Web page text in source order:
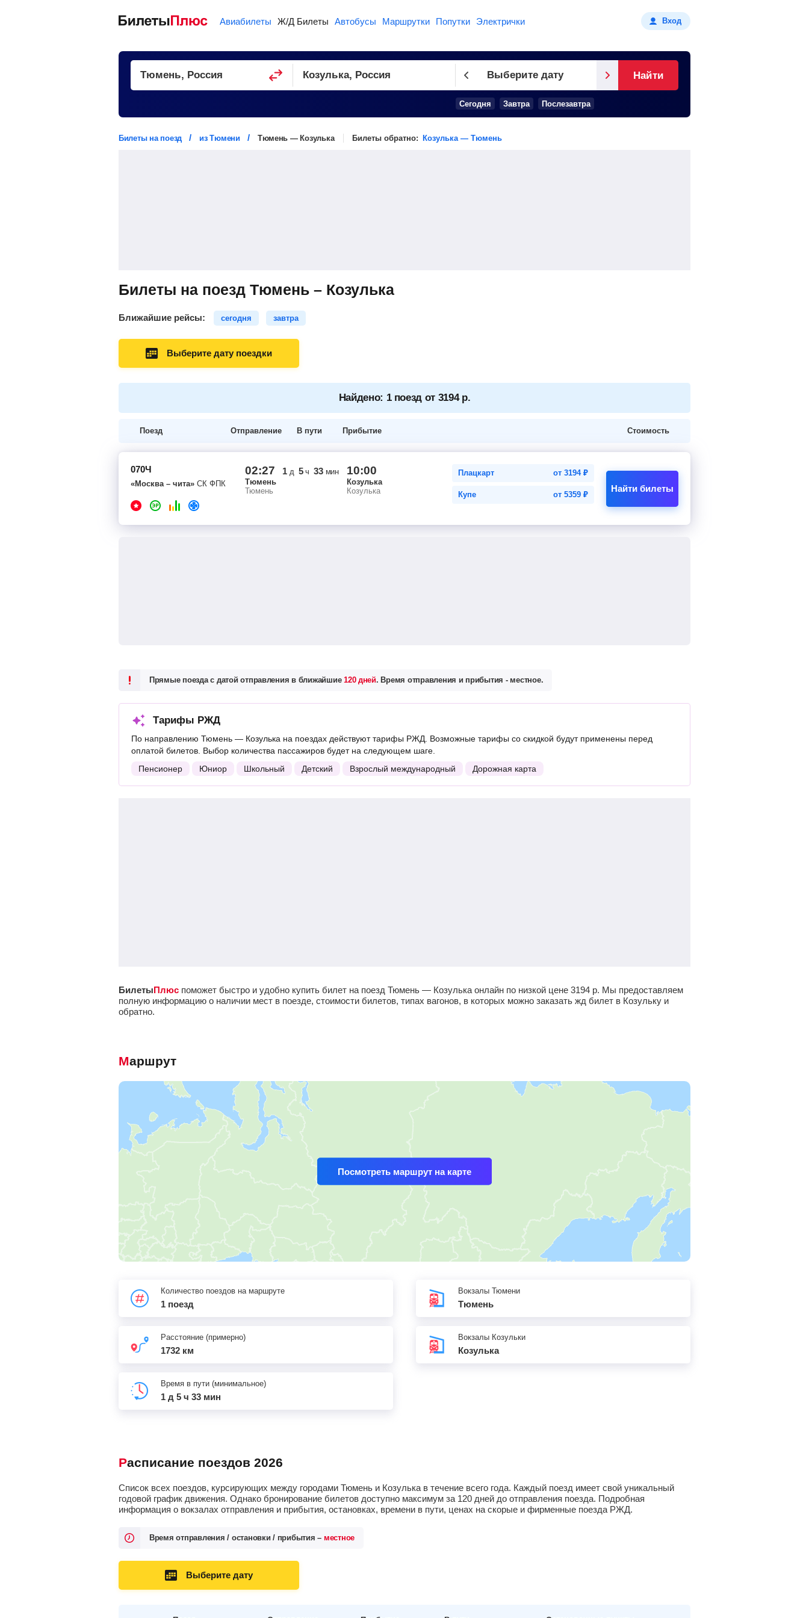
Авиабилеты Ж/Д Билеты Автобусы Маршрутки Попутки Электрички Вход
Выберите дату
Сегодня Завтра Послезавтра
Найти
Билеты на поезд из Тюмени Тюмень — Козулька Билеты обратно: Козулька — Тюмень
Билеты на поезд Тюмень – Козулька
Ближайшие рейсы: сегодня завтра
Выберите дату поездки
Найдено: 1 поезд от 3194 р.
Поезд Отправление В пути Прибытие Стоимость
070Ч
«Москва – чита» СК ФПК
02:27 1д 5ч33мин
Тюмень
Тюмень
10:00
Козулька
Козулька
Плацкарт от 3194₽
Купе от 5359 ₽
Найти билеты
Прямые поезда с датой отправления в ближайшие120 дней. Время отправления и прибытия - местное.
Тарифы РЖД
По направлению Тюмень — Козулька на поездах действуют тарифы РЖД. Возможные тарифы со скидкой будут применены перед
оплатой билетов. Выбор количества пассажиров будет на следующем шаге.
Пенсионер
Юниор Школьный Детский Взрослый международный Дорожная карта
БилетыПлюс поможет быстро и удобно купить билет на поезд Тюмень — Козулька онлайн по низкой цене 3194 р. Мы предоставляем
полную информацию о наличии мест в поезде, стоимости билетов, типах вагонов, в которых можно заказать жд билет в Козульку и
обратно.
Маршрут
Посмотреть маршрут на карте
Количество поездов на маршруте
1 поезд
Расстояние (примерно)
1732 км
Время в пути (минимальное)
1 д 5 ч 33 мин
Вокзалы Тюмени
Тюмень
Вокзалы Козульки
Козулька
Расписание поездов 2026
Список всех поездов, курсирующих между городами Тюмень и Козулька в течение всего года. Каждый поезд имеет свой уникальный
годовой график движения. Однако бронирование билетов доступно максимум за 120 дней до отправления поезда. Подробная
информация о вокзалах отправления и прибытия, остановках, времени в пути, ценах на скорые и фирменные поезда РЖД.
Время отправления / остановки / прибытия – местное
Выберите дату